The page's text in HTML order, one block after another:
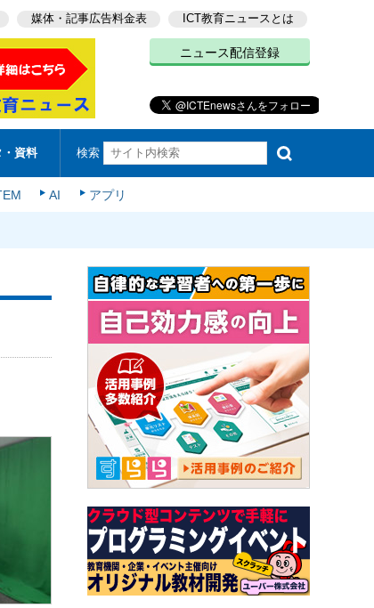
媒体・記事広告料金表 ICT教育ニュースとは
ニュース配信登録
・資料 検索
AI アプリ